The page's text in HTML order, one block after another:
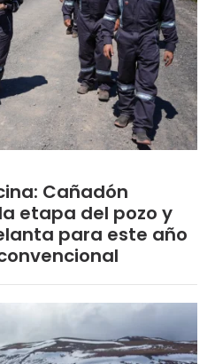
Cañadón
etapa del pozo y
para este año